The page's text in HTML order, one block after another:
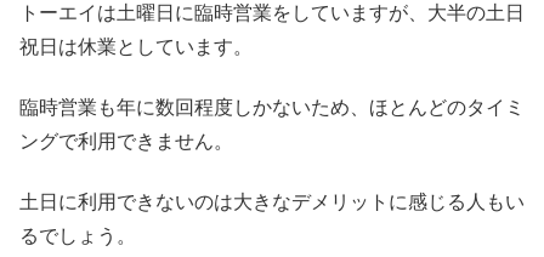
トーエイは土曜日に臨時営業をしていますが、大半の土日
祝日は休業としています。
臨時営業も年に数回程度しかないため、ほとんどのタイミ
ングで利用できません。
土日に利用できないのは大きなデメリットに感じる人もい
るでしょう。